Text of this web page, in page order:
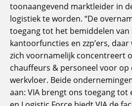
toonaangevend marktleider in
logistiek te worden. “De
toegang tot het bemiddelen van
kantoorfuncties en zzp’ers,
zich voornamelijk concentreert
chauffeurs & personeel voor op
werkvloer. Beide
aan: VIA brengt ons toegang tot